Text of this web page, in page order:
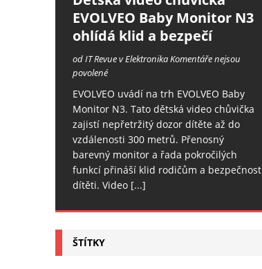
EVOLVEO Baby Monitor N3
ohlídá klid a bezpečí
od IT Revue v ElektronikaKomentáře nejsou
povolené
EVOLVEO uvádí na trh EVOLVEO Baby
Monitor N3. Tato dětská video chůvička
zajistí nepřetržitý dozor dítěte až do
vzdálenosti 300 metrů. Přenosný
barevný monitor a řada pokročilých
funkcí přináší klid rodičům a bezpečnost
dítěti. Video [...]
ŠTÍTKY